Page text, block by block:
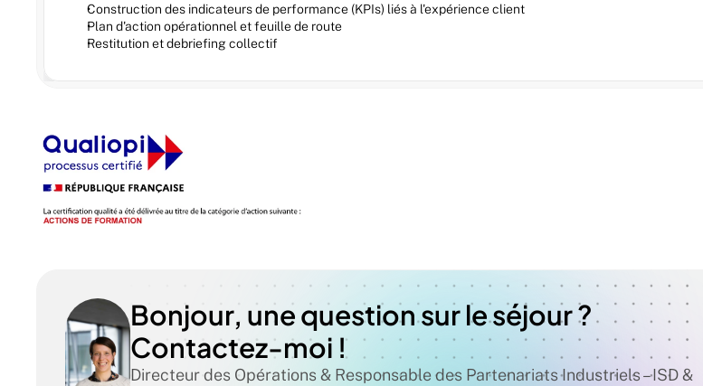
Construction des indicateurs de performance (KPIs) liés à l'expérience client
Plan d'action opérationnel et feuille de route
Restitution et debriefing collectif
Bonjour, une question sur le séjour ?
Contactez-moi !
Directeur des Opérations & Responsable des Partenariats Industriels – ISD &